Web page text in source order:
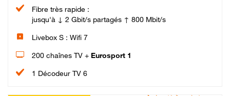
Fibre très rapide :
jusqu'à ↓ 2 Gbit/s partagés ↑ 800 Mbit/s
Livebox S : Wifi 7
200 chaînes TV + Eurosport 1
1 Décodeur TV 6